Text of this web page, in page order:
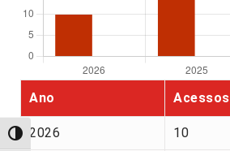
Alternar alto contraste
Ano Acessos
2026 10